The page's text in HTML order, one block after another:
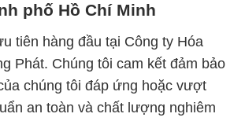
phố Hồ Chí Minh
tiên hàng đầu tại Công ty Hóa
Phát. Chúng tôi cam kết đảm bảo
chúng tôi đáp ứng hoặc vượt
an toàn và chất lượng nghiêm